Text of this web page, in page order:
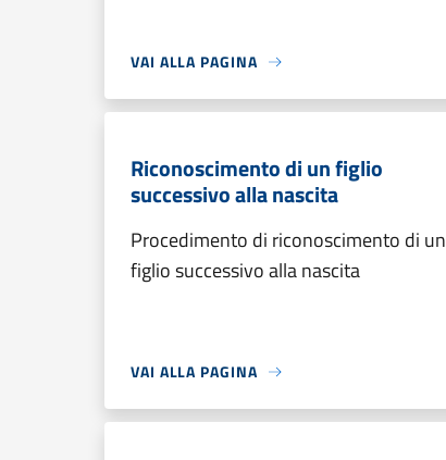
VAI ALLA PAGINA
Riconoscimento di un figlio
successivo alla nascita
Procedimento di riconoscimento di un
figlio successivo alla nascita
VAI ALLA PAGINA